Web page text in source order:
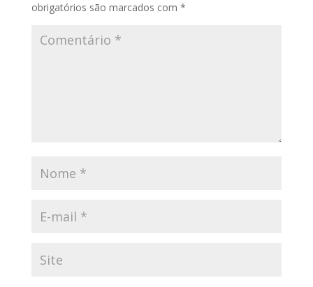
obrigatórios são marcados com *